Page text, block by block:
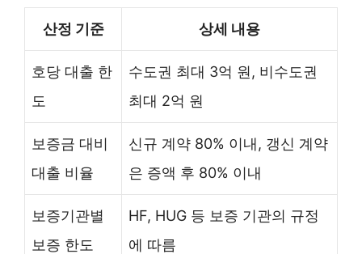
산정 기준 상세 내용
호당 대출 한
도
수도권 최대 3억 원, 비수도권
최대 2억 원
보증금 대비
대출 비율
신규 계약 80% 이내, 갱신 계약
은 증액 후 80% 이내
보증기관별
보증 한도
HF, HUG 등 보증 기관의 규정
에 따름